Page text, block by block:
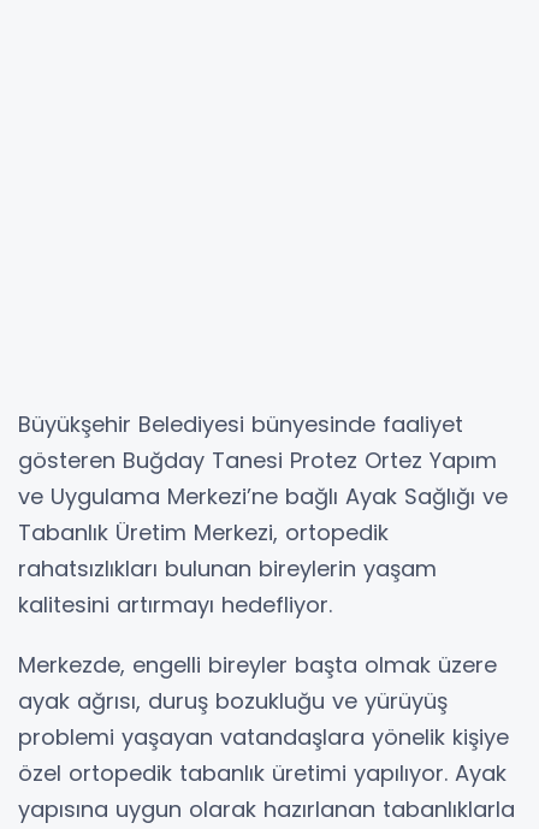
Büyükşehir Belediyesi bünyesinde faaliyet
gösteren Buğday Tanesi Protez Ortez Yapım
ve Uygulama Merkezi’ne bağlı Ayak Sağlığı ve
Tabanlık Üretim Merkezi, ortopedik
rahatsızlıkları bulunan bireylerin yaşam
kalitesini artırmayı hedefliyor.
Merkezde, engelli bireyler başta olmak üzere
ayak ağrısı, duruş bozukluğu ve yürüyüş
problemi yaşayan vatandaşlara yönelik kişiye
özel ortopedik tabanlık üretimi yapılıyor. Ayak
yapısına uygun olarak hazırlanan tabanlıklarla